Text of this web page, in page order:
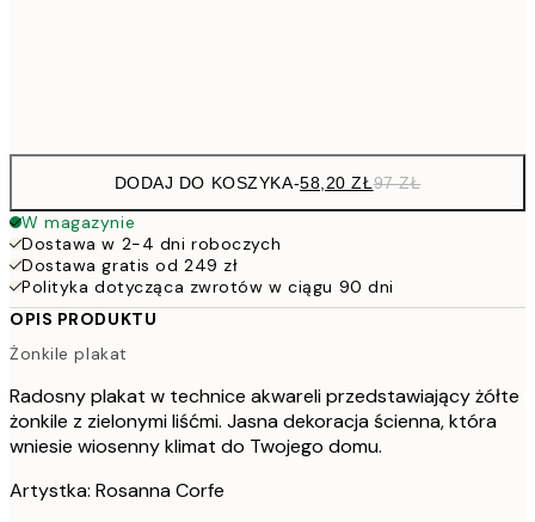
DODAJ DO KOSZYKA-58,20 ZŁ97 ZŁ
W magazynie
Dostawa w 2-4 dni roboczych
Dostawa gratis od 249 zł
Polityka dotycząca zwrotów w ciągu 90 dni
OPIS PRODUKTU
Żonkile plakat
Radosny plakat w technice akwareli przedstawiający żółte
żonkile z zielonymi liśćmi. Jasna dekoracja ścienna, która
wniesie wiosenny klimat do Twojego domu.
Artystka: Rosanna Corfe